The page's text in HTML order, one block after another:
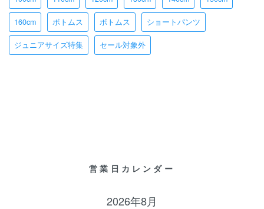
160cm ボトムス ボトムス ショートパンツ
ジュニアサイズ特集 セール対象外
営業日カレンダー
2026年8月